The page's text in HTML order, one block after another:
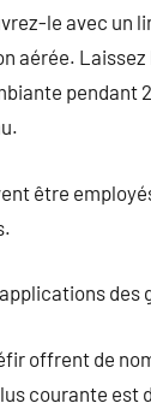
le avec un
aérée.
pendant
être
des
offrent de
courante est